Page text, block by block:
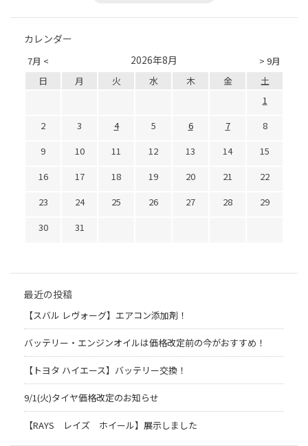
カレンダー
7月 < > 9月
2026年8月
日 月 火 水 木 金
土
1
2
3 4 5 6 7
8
9
10 11 12 13 14
15
16
17 18 19 20 21
22
23
24 25 26 27 28
29
30
31
最近の投稿
【スバル レヴォーグ】エアコン添加剤！
バッテリー・エンジンオイルは価格改定前の今がおすすめ！
【トヨタ ハイエース】バッテリー交換！
9/1(火)タイヤ価格改定のお知らせ
【RAYS レイズ ホイール】展示しました